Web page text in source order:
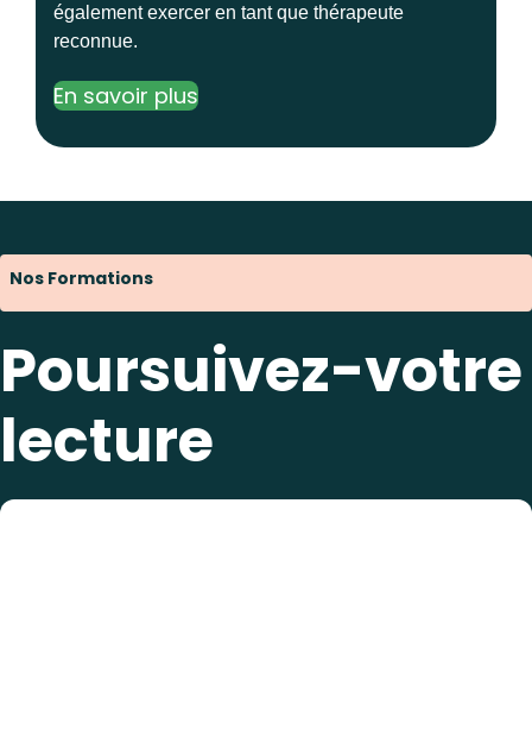
également exercer en tant que thérapeute
reconnue.
En savoir plus
Nos Formations
Poursuivez-votre
lecture